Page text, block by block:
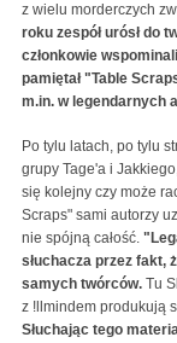
z wielu morderczych
roku zespół urósł do
członkowie
pamiętał "Table
m.in. w legendarnych
Po tylu latach, po tylu
grupy Tage'a i
się kolejny czy może
Scraps" sami autorzy
nie spójną całość.
słuchacza przez fakt,
samych twórców. Tu
z !llmindem produkują
Słuchając tego